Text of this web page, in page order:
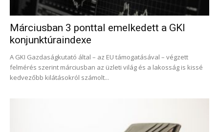
Márciusban 3 ponttal emelkedett a GKI
konjunktúraindexe
A GKI Gazdaságkutató által – az EU támogatásával – végzett
felmérés szerint márciusban az üzleti világ és a lakosság is kissé
kedvezőbb kilátásokról számolt...